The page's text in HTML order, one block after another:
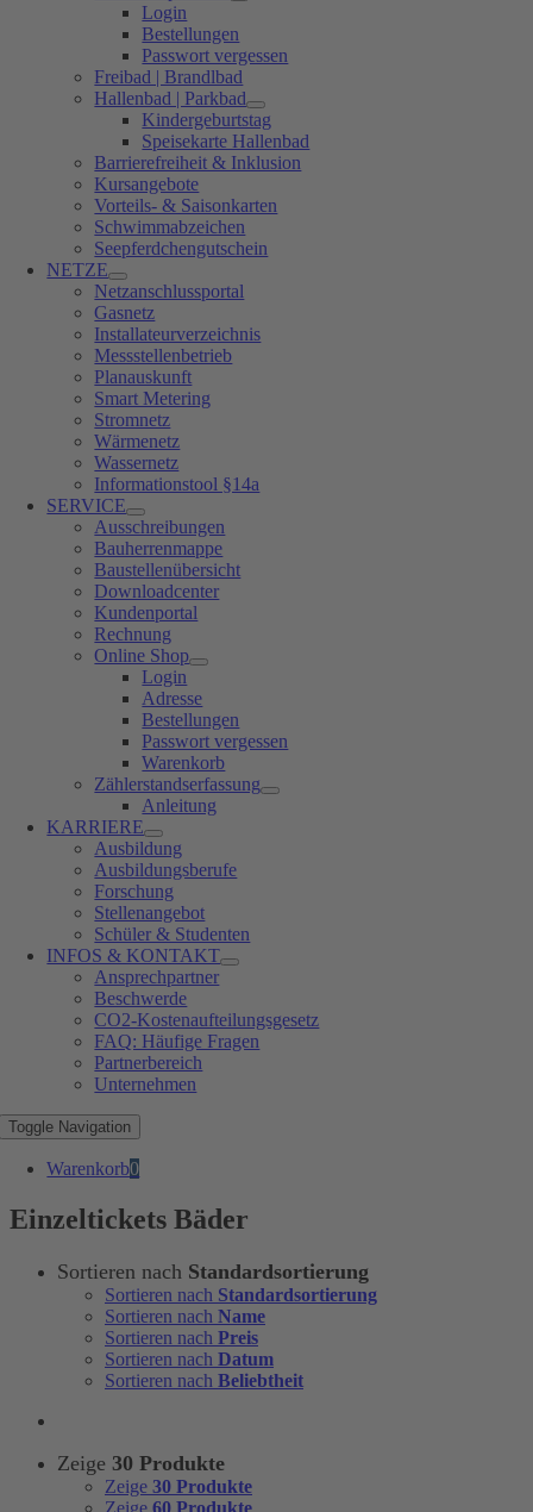
Login
Bestellungen
Passwort vergessen
Freibad | Brandlbad
Hallenbad | Parkbad
Kindergeburtstag
Speisekarte Hallenbad
Barrierefreiheit & Inklusion
Kursangebote
Vorteils- & Saisonkarten
Schwimmabzeichen
Seepferdchengutschein
NETZE
Netzanschlussportal
Gasnetz
Installateurverzeichnis
Messstellenbetrieb
Planauskunft
Smart Metering
Stromnetz
Wärmenetz
Wassernetz
Informationstool §14a
SERVICE
Ausschreibungen
Bauherrenmappe
Baustellenübersicht
Downloadcenter
Kundenportal
Rechnung
Online Shop
Login
Adresse
Bestellungen
Passwort vergessen
Warenkorb
Zählerstandserfassung
Anleitung
KARRIERE
Ausbildung
Ausbildungsberufe
Forschung
Stellenangebot
Schüler & Studenten
INFOS & KONTAKT
Ansprechpartner
Beschwerde
CO2-Kostenaufteilungsgesetz
FAQ: Häufige Fragen
Partnerbereich
Unternehmen
Toggle Navigation
Warenkorb0
Einzeltickets Bäder
Sortieren nach Standardsortierung
Sortieren nach Standardsortierung
Sortieren nach Name
Sortieren nach Preis
Sortieren nach Datum
Sortieren nach Beliebtheit
Zeige 30 Produkte
Zeige 30 Produkte
Zeige 60 Produkte